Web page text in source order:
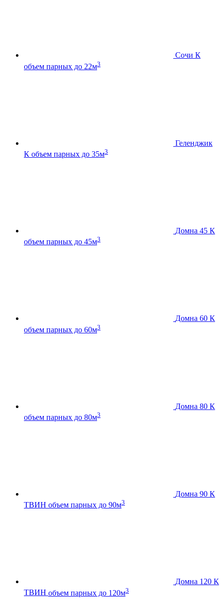
Сочи К
объем парных до 22м3
Геленджик
К объем парных до 35м3
Домна 45 К
объем парных до 45м3
Домна 60 К
объем парных до 60м3
Домна 80 К
объем парных до 80м3
Домна 90 К
ТВИН объем парных до 90м3
Домна 120 К
ТВИН объем парных до 120м3